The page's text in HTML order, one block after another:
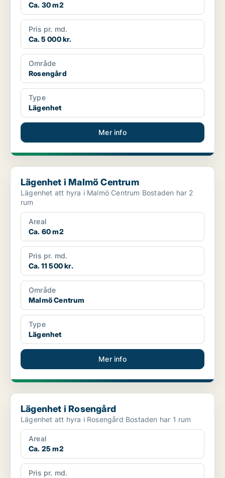
Ca. 30 m2
Pris pr. md.
Ca. 5 000 kr.
Område
Rosengård
Type
Lägenhet
Mer info
Lägenhet i Malmö Centrum
Lägenhet i Malmö Centrum
Lägenhet att hyra i Malmö Centrum Bostaden har 2
rum
Areal
Ca. 60 m2
Pris pr. md.
Ca. 11 500 kr.
Område
Malmö Centrum
Type
Lägenhet
Mer info
Lägenhet i Rosengård
Lägenhet i Rosengård
Lägenhet att hyra i Rosengård Bostaden har 1 rum
Areal
Ca. 25 m2
Pris pr. md.